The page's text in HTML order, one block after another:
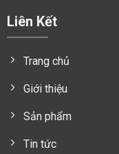
Liên Kết
Trang chủ
Giới thiệu
Sản phẩm
Tin tức